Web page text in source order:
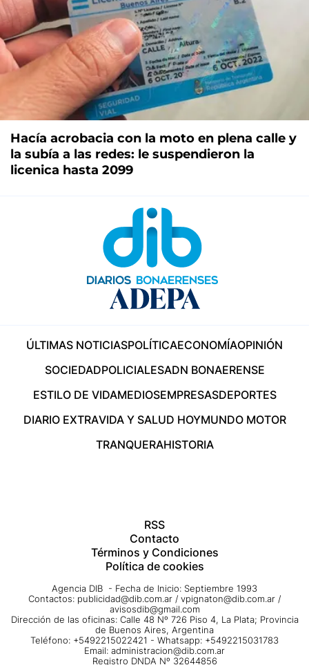
Hacía acrobacia con la moto en plena calle y
la subía a las redes: le suspendieron la
licenica hasta 2099
ÚLTIMAS NOTICIASPOLÍTICAECONOMÍAOPINIÓN
SOCIEDADPOLICIALESADN BONAERENSE
ESTILO DE VIDAMEDIOSEMPRESASDEPORTES
DIARIO EXTRAVIDA Y SALUD HOYMUNDO MOTOR
TRANQUERAHISTORIA
RSS
Contacto
Términos y Condiciones
Política de cookies
Agencia DIB - Fecha de Inicio: Septiembre 1993
Contactos: publicidad@dib.com.ar / vpignaton@dib.com.ar /
avisosdib@gmail.com
Dirección de las oficinas: Calle 48 Nº 726 Piso 4, La Plata; Provincia
de Buenos Aires, Argentina
Teléfono: +5492215022421 - Whatsapp: +5492215031783
Email: administracion@dib.com.ar
Registro DNDA Nº 32644856